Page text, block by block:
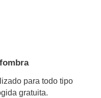
para todo tipo
gratuita.